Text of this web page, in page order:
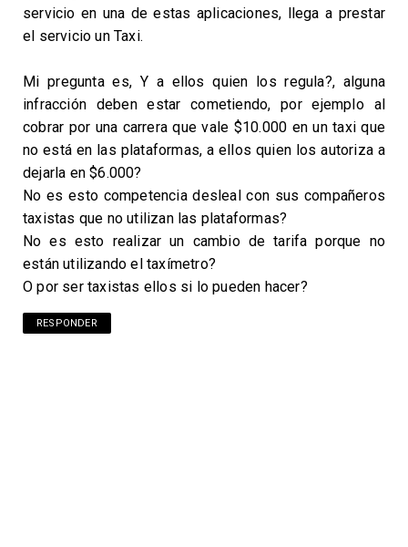
servicio en una de estas aplicaciones, llega a prestar
el servicio un Taxi.
Mi pregunta es, Y a ellos quien los regula?, alguna
infracción deben estar cometiendo, por ejemplo al
cobrar por una carrera que vale $10.000 en un taxi que
no está en las plataformas, a ellos quien los autoriza a
dejarla en $6.000?
No es esto competencia desleal con sus compañeros
taxistas que no utilizan las plataformas?
No es esto realizar un cambio de tarifa porque no
están utilizando el taxímetro?
O por ser taxistas ellos si lo pueden hacer?
RESPONDER